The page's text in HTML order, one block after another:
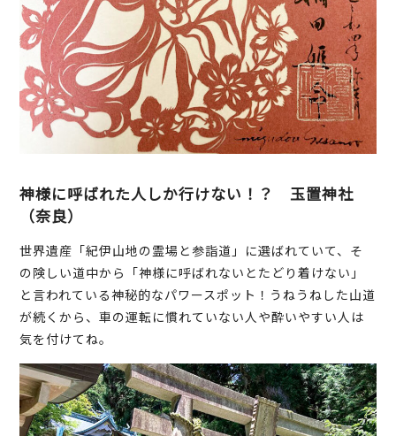
神様に呼ばれた人しか行けない！？ 玉置神社
（奈良）
世界遺産「紀伊山地の霊場と参詣道」に選ばれていて、そ
の険しい道中から「神様に呼ばれないとたどり着けない」
と言われている神秘的なパワースポット！うねうねした山道
が続くから、車の運転に慣れていない人や酔いやすい人は
気を付けてね。